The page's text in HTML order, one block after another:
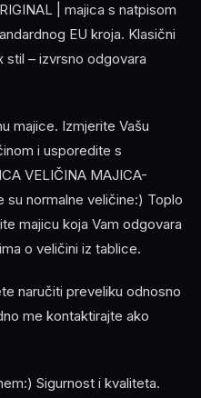
| majica s natpisom
EU kroja. Klasični
stil – izvrsno odgovara
majice. Izmjerite Vašu
i usporedite s
VELIČINA MAJICA-
su normalne veličine:) Toplo
majicu koja Vam odgovara
o veličini iz tablice.
naručiti preveliku odnosno
me kontaktirajte ako
Sigurnost i kvaliteta.